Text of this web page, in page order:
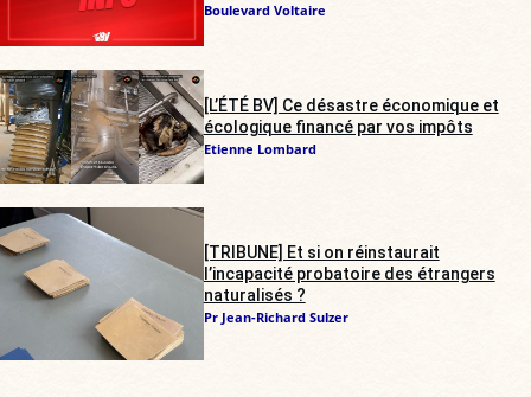
Boulevard Voltaire
[L’ÉTÉ BV] Ce désastre économique et
écologique financé par vos impôts
Etienne Lombard
[TRIBUNE] Et si on réinstaurait
l’incapacité probatoire des étrangers
naturalisés ?
Pr Jean-Richard Sulzer